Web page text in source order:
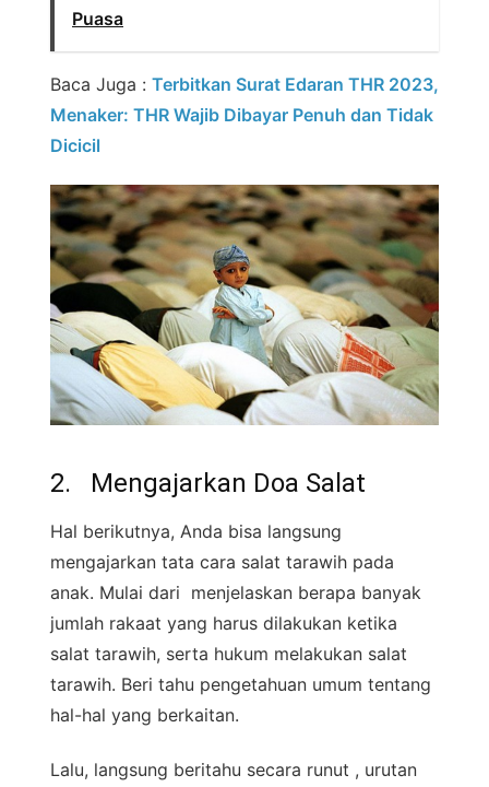
Puasa
Baca Juga : Terbitkan Surat Edaran THR 2023,
Menaker: THR Wajib Dibayar Penuh dan Tidak
Dicicil
2. Mengajarkan Doa Salat
Hal berikutnya, Anda bisa langsung
mengajarkan tata cara salat tarawih pada
anak. Mulai dari menjelaskan berapa banyak
jumlah rakaat yang harus dilakukan ketika
salat tarawih, serta hukum melakukan salat
tarawih. Beri tahu pengetahuan umum tentang
hal-hal yang berkaitan.
Lalu, langsung beritahu secara runut , urutan